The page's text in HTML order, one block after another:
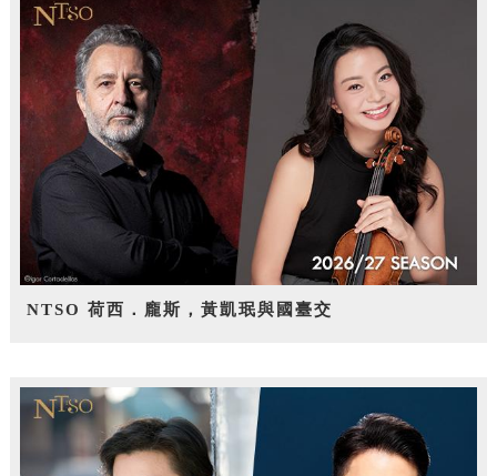
NTSO 荷西．龐斯，黃凱珉與國臺交